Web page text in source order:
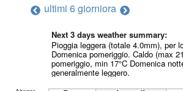
ultimi 6 giorniora
Next 3 days weather summary:
Pioggia leggera (totale 4.0mm), per
Domenica pomeriggio. Caldo (max
pomeriggio, min 17°C Domenica
generalmente leggero.